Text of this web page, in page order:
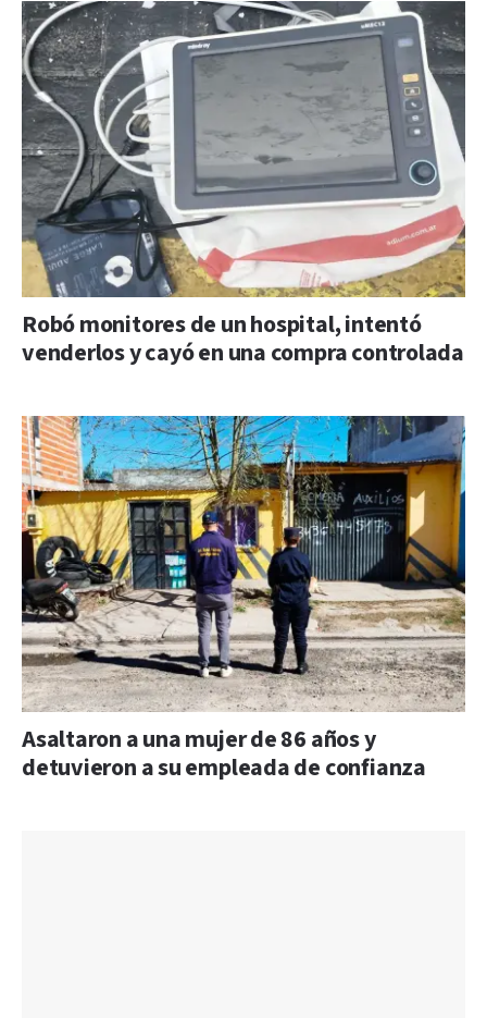
Robó monitores de un hospital, intentó
venderlos y cayó en una compra controlada
Asaltaron a una mujer de 86 años y
detuvieron a su empleada de confianza